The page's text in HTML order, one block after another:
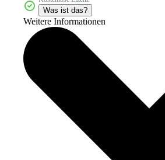
Was ist das?
Weitere Informationen